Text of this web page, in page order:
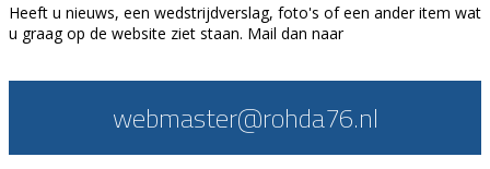
Heeft u nieuws, een wedstrijdverslag, foto's of een ander item wat
u graag op de website ziet staan. Mail dan naar
webmaster@rohda76.nl